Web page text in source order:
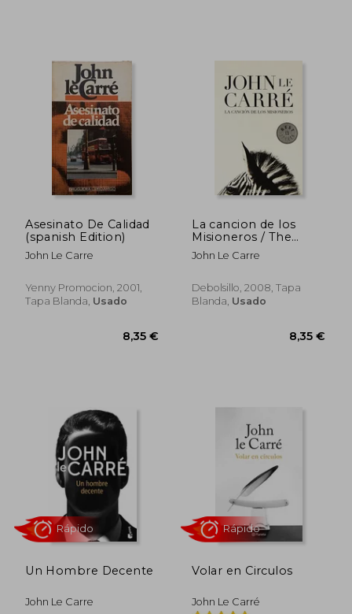
5%
dcto.
5%
dcto. 11,35 €
5%
dcto.
Asesinato De Calidad
(spanish Edition)
John Le Carre
Yenny Promocion, 2001,
Tapa Blanda, Usado
La cancion de los
Misioneros / The
Mission Song
(Spanish Edition)
John Le Carre
Debolsillo, 2008, Tapa
Blanda, Usado
Un Hombre Decente
John Le Carre
Volar en Circulos
John Le Carré